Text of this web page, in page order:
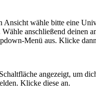
Ansicht wähle bitte eine
anschließend deinen
Menü aus. Klicke
angezeigt, um
Klicke diese an.